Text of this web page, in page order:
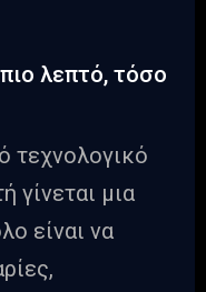
λεπτό, τόσο
τεχνολογικό
γίνεται μια
είναι να